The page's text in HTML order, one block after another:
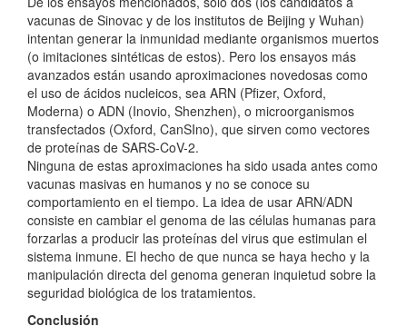
vacunas de Sinovac y de los institutos de Beijing y Wuhan)
intentan generar la inmunidad mediante organismos muertos
(o imitaciones sintéticas de estos). Pero los ensayos más
avanzados están usando aproximaciones novedosas como
el uso de ácidos nucleicos, sea ARN (Pfizer, Oxford,
Moderna) o ADN (Inovio, Shenzhen), o microorganismos
transfectados (Oxford, CanSIno), que sirven como vectores
de proteínas de SARS-CoV-2.
Ninguna de estas aproximaciones ha sido usada antes como
vacunas masivas en humanos y no se conoce su
comportamiento en el tiempo. La idea de usar ARN/ADN
consiste en cambiar el genoma de las células humanas para
forzarlas a producir las proteínas del virus que estimulan el
sistema inmune. El hecho de que nunca se haya hecho y la
manipulación directa del genoma generan inquietud sobre la
seguridad biológica de los tratamientos.
Conclusión